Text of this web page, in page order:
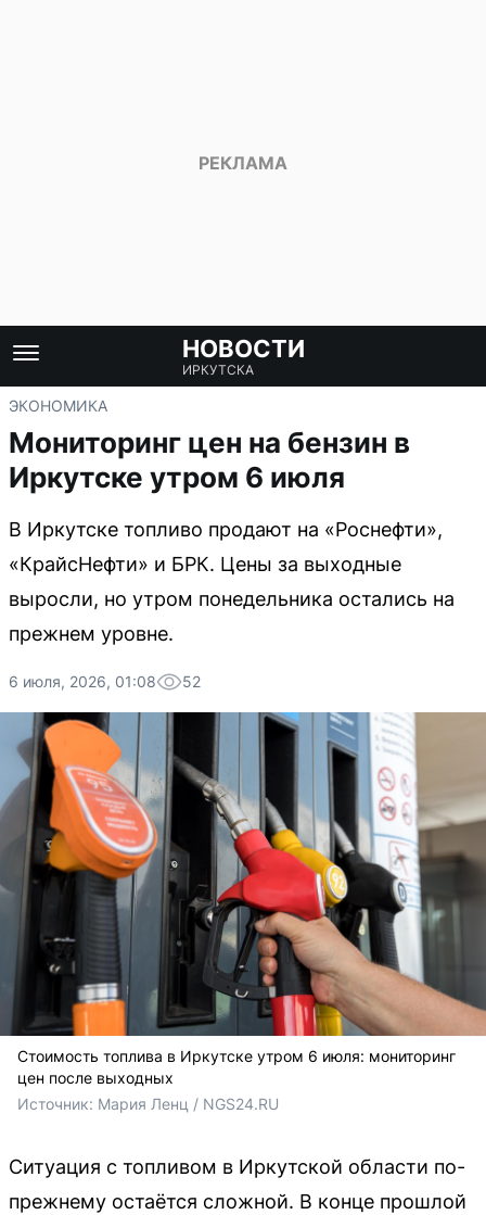
НОВОСТИ
ИРКУТСКА
ЭКОНОМИКА
Мониторинг цен на бензин в
Иркутске утром 6 июля
В Иркутске топливо продают на «Роснефти»,
«КрайсНефти» и БРК. Цены за выходные
выросли, но утром понедельника остались на
прежнем уровне.
6 июля, 2026, 01:08 52
Стоимость топлива в Иркутске утром 6 июля: мониторинг
цен после выходных
Источник: Мария Ленц / NGS24.RU
Ситуация с топливом в Иркутской области по-
прежнему остаётся сложной. В конце прошлой